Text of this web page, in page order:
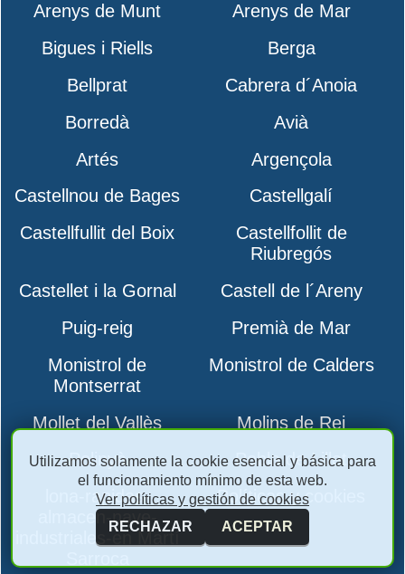
Arenys de Munt
Arenys de Mar
Bigues i Riells
Berga
Bellprat
Cabrera d´Anoia
Borredà
Avià
Artés
Argençola
Castellnou de Bages
Castellgalí
Castellfullit del Boix
Castellfollit de
Riubregós
Castellet i la Gornal
Castell de l´Areny
Puig-reig
Premià de Mar
Monistrol de
Montserrat
Monistrol de Calders
Mollet del Vallès
Molins de Rei
Polinyà
Pobla de Lillet
lona-rapidas-
almacen-nave-
industriales-en Martí
Políticas y cookies
Utilizamos solamente la cookie esencial y básica para
el funcionamiento mínimo de esta web.
Ver políticas y gestión de cookies
RECHAZAR
ACEPTAR